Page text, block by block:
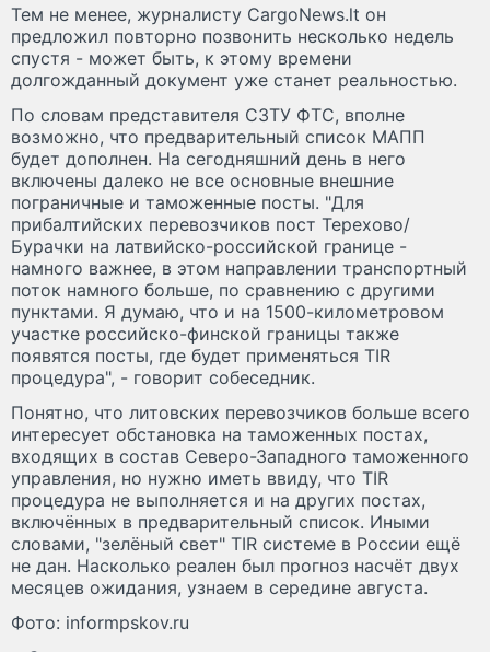
Тем не менее, журналисту CargoNews.lt он
предложил повторно позвонить несколько недель
спустя - может быть, к этому времени
долгожданный документ уже станет реальностью.
По словам представителя СЗТУ ФТС, вполне
возможно, что предварительный список МАПП
будет дополнен. На сегодняшний день в него
включены далеко не все основные внешние
пограничные и таможенные посты. "Для
прибалтийских перевозчиков пост Терехово/
Бурачки на латвийско-российской границе -
намного важнее, в этом направлении транспортный
поток намного больше, по сравнению с другими
пунктами. Я думаю, что и на 1500-километровом
участке российско-финской границы также
появятся посты, где будет применяться TIR
процедура", - говорит собеседник.
Понятно, что литовских перевозчиков больше всего
интересует обстановка на таможенных постах,
входящих в состав Северо-Западного таможенного
управления, но нужно иметь ввиду, что TIR
процедура не выполняется и на других постах,
включённых в предварительный список. Иными
словами, "зелёный свет" TIR системе в России ещё
не дан. Насколько реален был прогноз насчёт двух
месяцев ожидания, узнаем в середине августа.
Фото: informpskov.ru